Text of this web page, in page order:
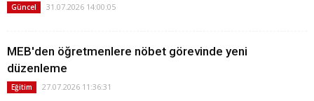
Güncel 31.07.2026 14:00:05
MEB'den öğretmenlere nöbet görevinde yeni
düzenleme
Eğitim 27.07.2026 11:36:31